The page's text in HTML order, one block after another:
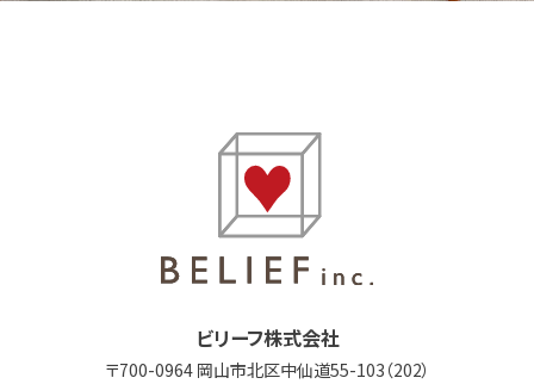
ビリーフ株式会社
700-0964 岡山市北区中仙道55-103（202）